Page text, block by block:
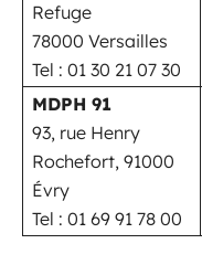
Refuge
78000 Versailles
Tel : 01 30 21 07 30
MDPH 91
93, rue Henry
Rochefort, 91000
Évry
Tel : 01 69 91 78 00